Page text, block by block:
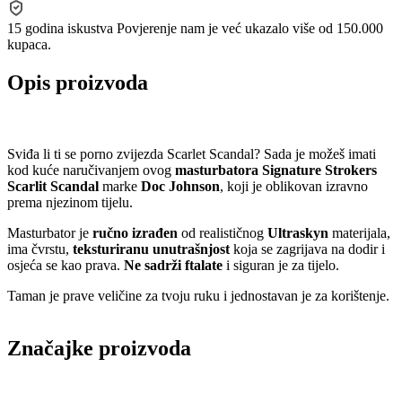
15 godina iskustva Povjerenje nam je već ukazalo više od 150.000
kupaca.
Opis proizvoda
Sviđa li ti se porno zvijezda Scarlet Scandal? Sada je možeš imati
kod kuće naručivanjem ovog masturbatora Signature Strokers
Scarlit Scandal marke Doc Johnson, koji je oblikovan izravno
prema njezinom tijelu.
Masturbator je ručno izrađen od realističnog Ultraskyn materijala,
ima čvrstu, teksturiranu unutrašnjost koja se zagrijava na dodir i
osjeća se kao prava. Ne sadrži ftalate i siguran je za tijelo.
Taman je prave veličine za tvoju ruku i jednostavan je za korištenje.
Značajke proizvoda